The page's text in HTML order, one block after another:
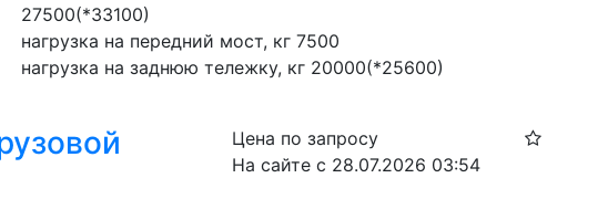
27500(*33100)
нагрузка на передний мост, кг 7500
нагрузка на заднюю тележку, кг 20000(*25600)
Цена по запросу
На сайте с 28.07.2026 03:54